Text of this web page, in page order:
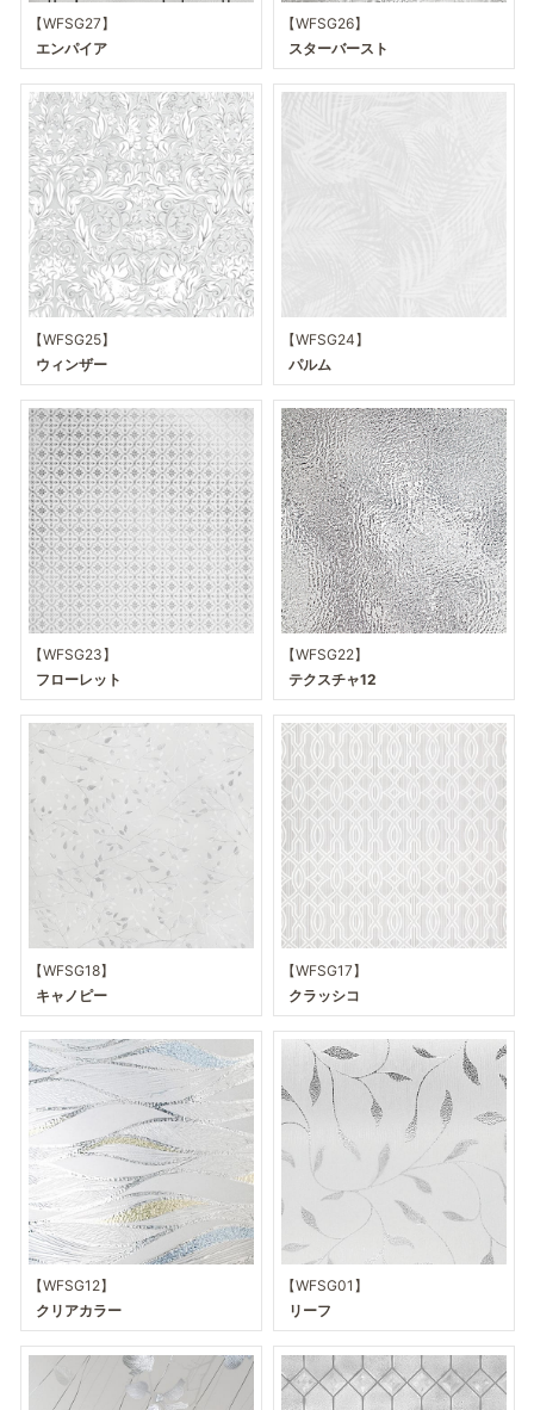
【WFSG27】
エンパイア
【WFSG26】
スターバースト
【WFSG25】
ウィンザー
【WFSG24】
パルム
【WFSG23】
フローレット
【WFSG22】
テクスチャ12
【WFSG18】
キャノピー
【WFSG17】
クラッシコ
【WFSG12】
クリアカラー
【WFSG01】
リーフ